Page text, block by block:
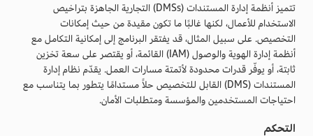
تتميز أنظمة إدارة المستندات (DMSs) التجارية الجاهزة بتراخيص
الاستخدام للأعمال، لكنها غالبًا ما تكون مقيدة من حيث إمكانات
التخصيص. على سبيل المثال، قد يفتقر البرنامج إلى إمكانية التكامل مع
أنظمة إدارة الهوية والوصول (IAM) القائمة، أو يقتصر على سعة تخزين
ثابتة، أو يوفّر قدرات محدودة لأتمتة مسارات العمل. يقدّم نظام إدارة
المستندات (DMS) القابل للتخصيص حلاً مستدامًا يتطور بما يتناسب مع
احتياجات المستخدمين والمؤسسة ومتطلبات الأمان.
التحكم